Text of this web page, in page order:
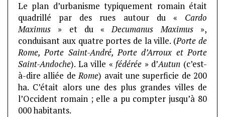
Le plan d’urbanisme typiquement romain était
quadrillé par des rues autour du « Cardo
Maximus » et du «Decumanus Maximus»,
conduisant aux quatre portes de la ville. (Porte de
Rome, Porte Saint-André, Porte d’Arroux et Porte
Saint-Andoche). La ville «fédérée » d’Autun (c’est-
à-dire alliée deRome) avait une superficie de 200
ha. C’était alors une des plus grandes villes de
l’Occident romain ; elle a pu compter jusqu’à 80
000 habitants.